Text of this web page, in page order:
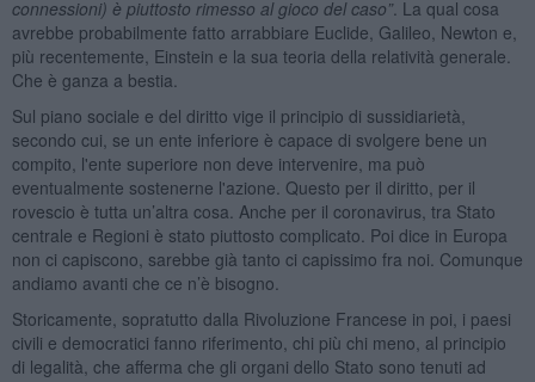
connessioni) è piuttosto rimesso al gioco del caso”. La qual cosa
avrebbe probabilmente fatto arrabbiare Euclide, Galileo, Newton e,
più recentemente, Einstein e la sua teoria della relatività generale.
Che è ganza a bestia.
Sul piano sociale e del diritto vige il principio di sussidiarietà,
secondo cui, se un ente inferiore è capace di svolgere bene un
compito, l'ente superiore non deve intervenire, ma può
eventualmente sostenerne l'azione. Questo per il diritto, per il
rovescio è tutta un’altra cosa. Anche per il coronavirus, tra Stato
centrale e Regioni è stato piuttosto complicato. Poi dice in Europa
non ci capiscono, sarebbe già tanto ci capissimo fra noi. Comunque
andiamo avanti che ce n’è bisogno.
Storicamente, sopratutto dalla Rivoluzione Francese in poi, i paesi
civili e democratici fanno riferimento, chi più chi meno, al principio
di legalità, che afferma che gli organi dello Stato sono tenuti ad